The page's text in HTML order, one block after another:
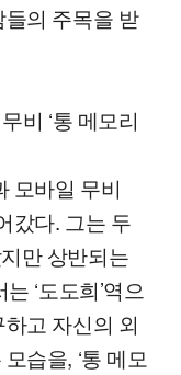
의 주목을 받
비 ‘통 메모리
모바일 무비
갔다. 그는 두
만 상반되는
‘도도희’역으
고 자신의 외
습을, ‘통 메모